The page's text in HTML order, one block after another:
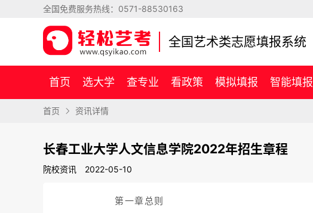
全国免费服务热线： 0571-88530163
全国艺术类志愿填报系统
首页 选大学 查专业 看政策 模拟填报 智能填报
首页 资讯详情
长春工业大学人文信息学院2022年招生章程
院校资讯 2022-05-10
第一章总则